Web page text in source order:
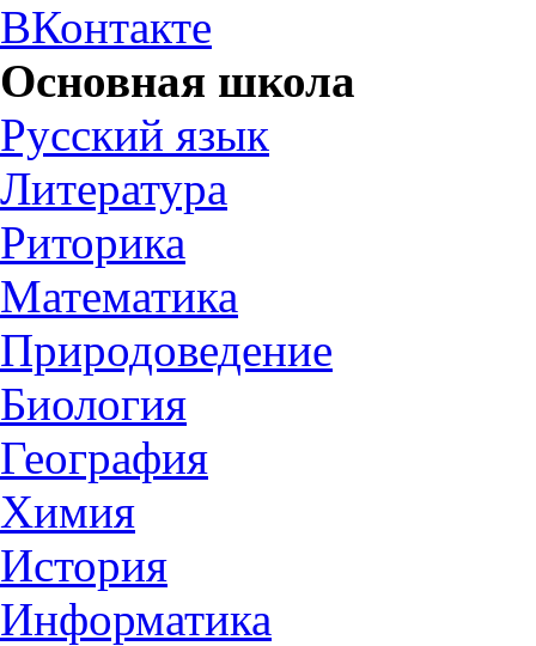
ВКонтакте
Основная школа
Русский язык
Литература
Риторика
Математика
Природоведение
Биология
География
Химия
История
Информатика